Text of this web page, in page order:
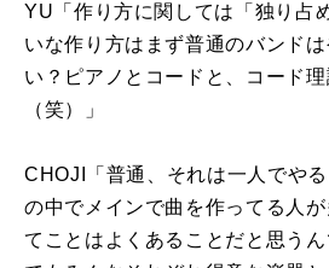
YU「作り方に関しては「独り占
いな作り方はまず普通のバンド
い？ピアノとコードと、コード
（笑）」
CHOJI「普通、それは一人でや
の中でメインで曲を作ってる人
てことはよくあることだと思う